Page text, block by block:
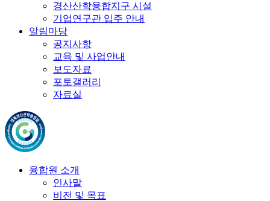
경산산학융합지구 시설
기업연구관 입주 안내
알림마당
공지사항
교육 및 사업안내
보도자료
포토갤러리
자료실
융합원 소개
인사말
비전 및 목표